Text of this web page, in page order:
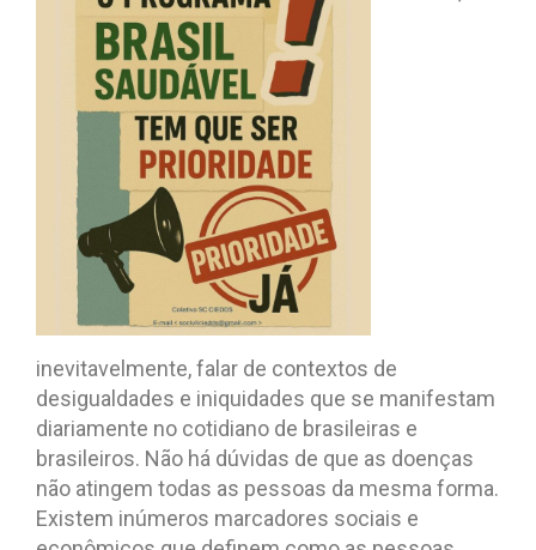
inevitavelmente, falar de contextos de
desigualdades e iniquidades que se manifestam
diariamente no cotidiano de brasileiras e
brasileiros. Não há dúvidas de que as doenças
não atingem todas as pessoas da mesma forma.
Existem inúmeros marcadores sociais e